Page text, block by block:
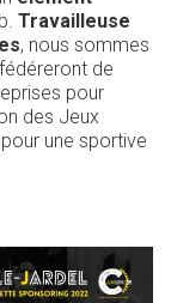
Travailleuse
, nous sommes
de
pour
des Jeux
une sportive